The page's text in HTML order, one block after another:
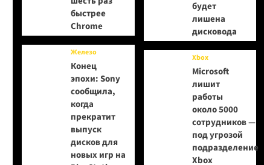
быстрее
Chrome
Железо
Конец
эпохи: Sony
сообщила,
когда
прекратит
выпуск
дисков для
новых игр на
будет
лишена
дисковода
Xbox
Microsoft
лишит
работы
около 5000
сотрудников —
под угрозой
подразделение
Xbox